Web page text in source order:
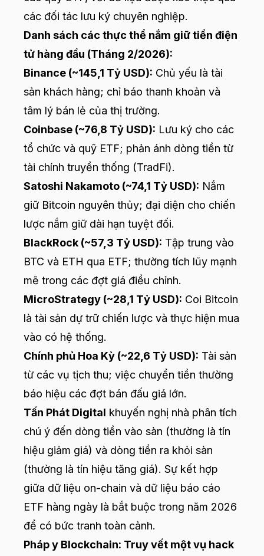
các đối tác lưu ký chuyên nghiệp.
Danh sách các thực thể nắm giữ tiền điện
tử hàng đầu (Tháng 2/2026):
Binance (~145,1 Tỷ USD): Chủ yếu là tài
sản khách hàng; chỉ báo thanh khoản và
tâm lý bán lẻ của thị trường.
Coinbase (~76,8 Tỷ USD): Lưu ký cho các
tổ chức và quỹ ETF; phản ánh dòng tiền từ
tài chính truyền thống (TradFi).
Satoshi Nakamoto (~74,1 Tỷ USD): Nắm
giữ Bitcoin nguyên thủy; đại diện cho chiến
lược nắm giữ dài hạn tuyệt đối.
BlackRock (~57,3 Tỷ USD): Tập trung vào
BTC và ETH qua ETF; thường tích lũy mạnh
mẽ trong các đợt giá điều chỉnh.
MicroStrategy (~28,1 Tỷ USD): Coi Bitcoin
là tài sản dự trữ chiến lược và thực hiện mua
vào có hệ thống.
Chính phủ Hoa Kỳ (~22,6 Tỷ USD): Tài sản
từ các vụ tịch thu; việc chuyển tiền thường
báo hiệu các đợt bán đấu giá lớn.
Tấn Phát Digital khuyến nghị nhà phân tích
chú ý đến dòng tiền vào sàn (thường là tín
hiệu giảm giá) và dòng tiền ra khỏi sàn
(thường là tín hiệu tăng giá). Sự kết hợp
giữa dữ liệu on-chain và dữ liệu báo cáo
ETF hàng ngày là bắt buộc trong năm 2026
để có bức tranh toàn cảnh.
Pháp y Blockchain: Truy vết một vụ hack